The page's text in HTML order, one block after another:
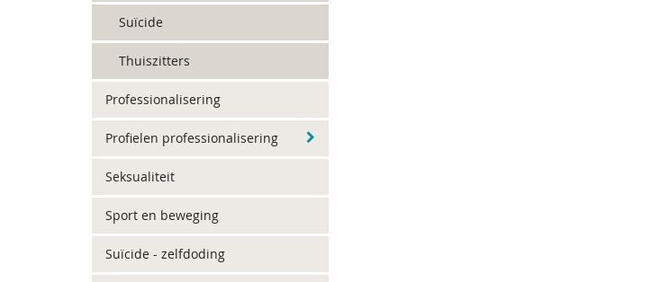
Suïcide
Thuiszitters
Professionalisering
Profielen professionalisering
Seksualiteit
Sport en beweging
Suïcide - zelfdoding